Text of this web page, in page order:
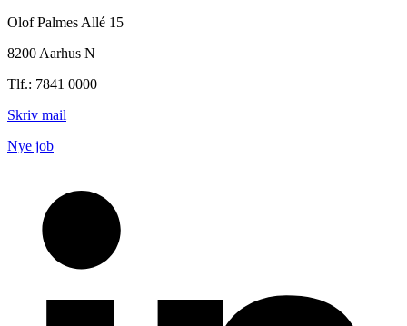
Olof Palmes Allé 15
8200 Aarhus N
Tlf.: 7841 0000
Skriv mail
Nye job